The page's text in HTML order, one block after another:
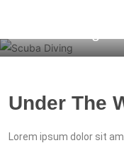
Under The
Lorem ipsum dolor sit